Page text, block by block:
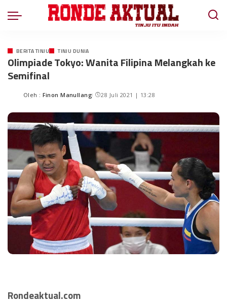
BERITA TINJU TINJU DUNIA
Olimpiade Tokyo: Wanita Filipina Melangkah ke
Semifinal
Oleh : Finon Manullang 28 Juli 2021 | 13:28
Rondeaktual.com